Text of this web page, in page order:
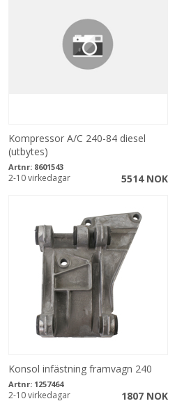
Kompressor A/C 240-84 diesel
(utbytes)
Artnr: 8601543
5514 NOK
2-10 virkedagar
Konsol infästning framvagn 240
Artnr: 1257464
1807 NOK
2-10 virkedagar